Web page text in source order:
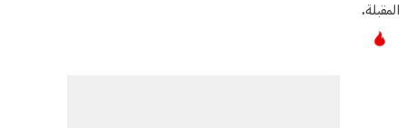
المقبلة.